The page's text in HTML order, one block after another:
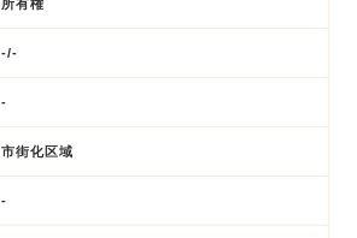
所有権
-/-
-
市街化区域
-